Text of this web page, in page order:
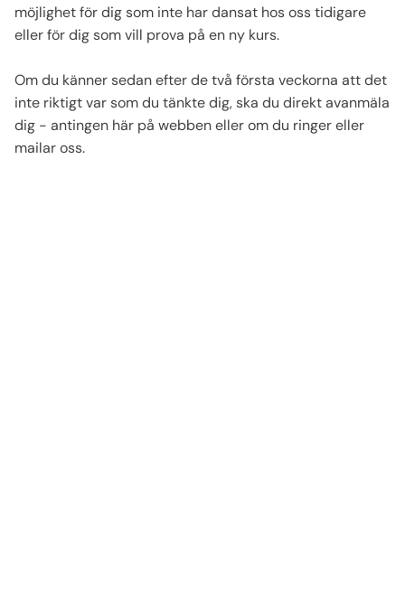
möjlighet för dig som inte har dansat hos oss tidigare
eller för dig som vill prova på en ny kurs. ​
Om du känner sedan efter de två första veckorna att det
inte riktigt var som du tänkte dig, ska du direkt avanmäla
dig - antingen här på webbeneller om du ringer eller
mailar oss.